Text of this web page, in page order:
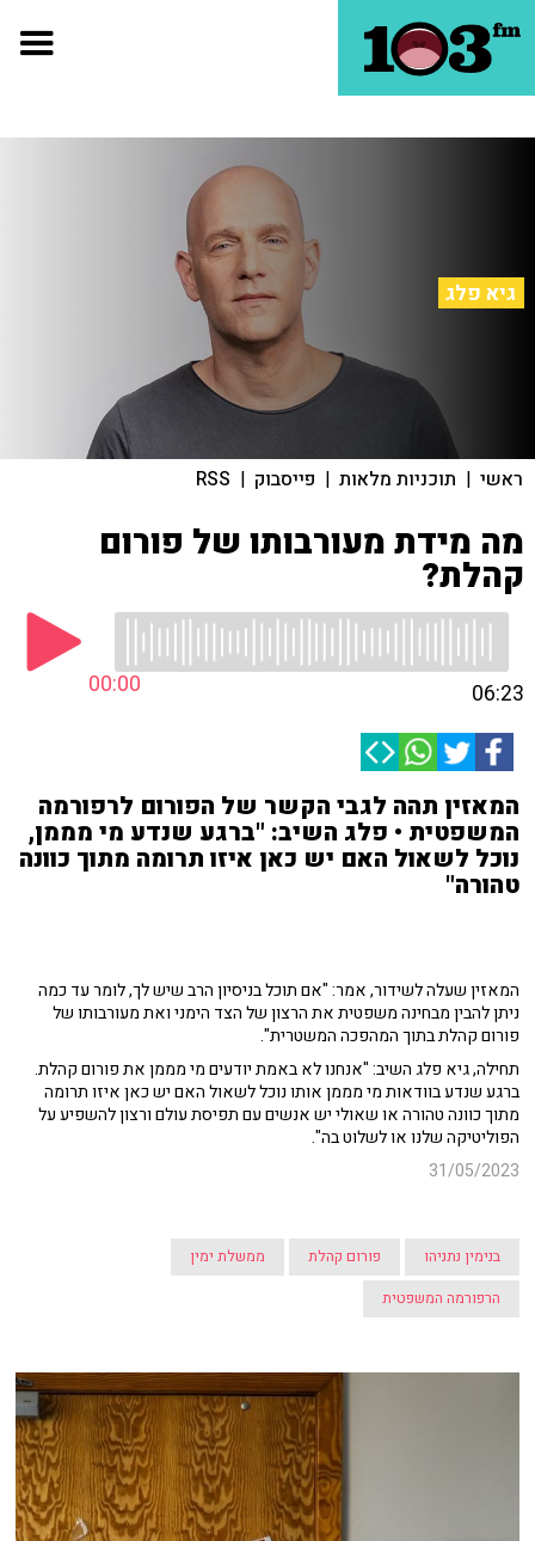
גיא פלג
ראשי | תוכניות מלאות | פייסבוק |
RSS
מה מידת מעורבותו של פורום
קהלת?
00:00 06:23
המאזין תהה לגבי הקשר של הפורום לרפורמה
המשפטית • פלג השיב: "ברגע שנדע מי מממן,
נוכל לשאול האם יש כאן איזו תרומה מתוך כוונה
טהורה"
המאזין שעלה לשידור, אמר: "אם תוכל בניסיון הרב שיש לך, לומר עד כמה
ניתן להבין מבחינה משפטית את הרצון של הצד הימני ואת מעורבותו של
פורום קהלת בתוך המהפכה המשטרית".
תחילה, גיא פלג השיב: "אנחנו לא באמת יודעים מי מממן את פורום קהלת.
ברגע שנדע בוודאות מי מממן אותו נוכל לשאול האם יש כאן איזו תרומה
מתוך כוונה טהורה או שאולי יש אנשים עם תפיסת עולם ורצון להשפיע על
הפוליטיקה שלנו או לשלוט בה".
31/05/2023
בנימין נתניהו פורום קהלת
ממשלת ימין
הרפורמה המשפטית